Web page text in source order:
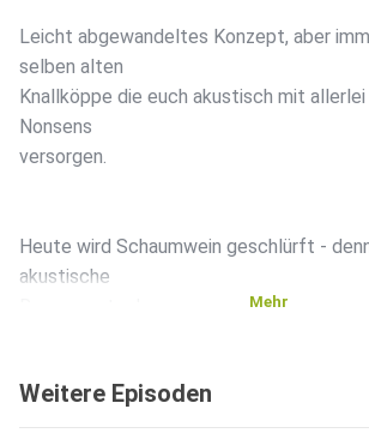
Leicht abgewandeltes Konzept, aber
selben alten
Knallköppe die euch akustisch mit allerlei
Nonsens
versorgen.
Heute wird Schaumwein geschlürft -
akustische
Viel Spaß mit dieser Folge…
Mehr
Weitere Episoden